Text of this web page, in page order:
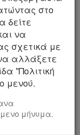
2015
και
156) με το
στο
δείτε
να
σχετικά με
αλλάξετε
"Πολιτική
μενού.
μήνυμα.